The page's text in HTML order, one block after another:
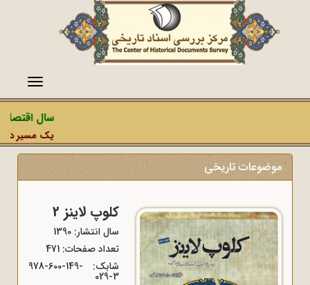
منو
سال
یک مسیر
موضوعات تاریخی
کلوپ لاینز 2
سال انتشار: 1390
تعداد صفحات: 471
شابک: 978-600-149-
029-3